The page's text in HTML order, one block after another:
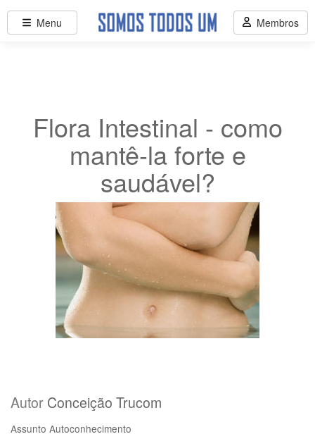
Flora Intestinal - como
mantê-la forte e
saudável?
Autor Conceição Trucom
Assunto Autoconhecimento
Menu Membros